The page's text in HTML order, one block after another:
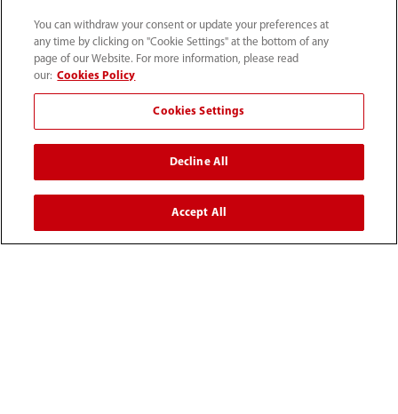
联系我们
You can withdraw your consent or update your preferences at
any time by clicking on "Cookie Settings" at the bottom of any
page of our Website. For more information, please read
our: Cookies Policy
Cookies Settings
Decline All
Accept All